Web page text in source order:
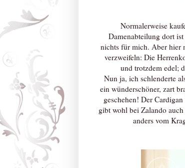
Normalerweise
Damenabteilung dort
nichts für mich. Aber hier
verzweifeln: Die
und trotzdem edel;
Nun ja, ich schlenderte
ein wünderschöner, zart
geschehen! Der
gibt wohl bei Zalando
anders vom